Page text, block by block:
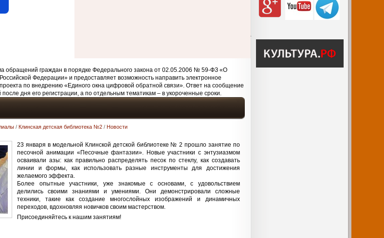
обращений граждан в порядке Федерального закона от 02.05.2006 № 59-ФЗ «О
Федерации» и предоставляет возможность направить электронное
по внедрению «Единого окна цифровой обратной связи». Ответ на сообщение
дня его регистрации, а по отдельным тематикам – в укороченные сроки.
/Клинская детская библиотека №2 /Новости
23 января в модельной Клинской детской библиотеке № 2 прошло занятие по
песочной анимации «Песочные фантазии». Новые участники с энтузиазмом
осваивали азы: как правильно распределять песок по стеклу, как создавать
линии и формы, как использовать разные инструменты для достижения
желаемого эффекта.
Более опытные участники, уже знакомые с основами, с удовольствием
делились своими знаниями и умениями. Они демонстрировали сложные
техники, такие как создание многослойных изображений и динамичных
переходов, вдохновляя новичков своим мастерством.
Присоединяйтесь к нашим занятиям!